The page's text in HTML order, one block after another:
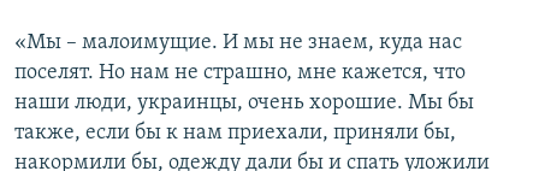
«Мы – малоимущие. И мы не знаем, куда нас
поселят. Но нам не страшно, мне кажется, что
наши люди, украинцы, очень хорошие. Мы бы
также, если бы к нам приехали, приняли бы,
накормили бы, одежду дали бы и спать уложили